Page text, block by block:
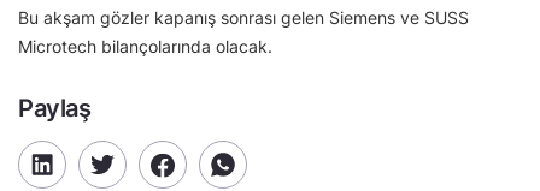
Bu akşam gözler kapanış sonrası gelen Siemens ve SUSS
Microtech bilançolarında olacak.
Paylaş